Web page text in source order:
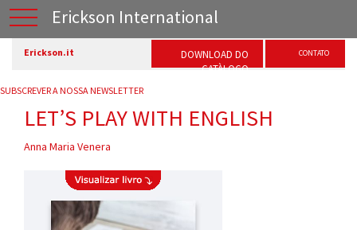
Erickson International
Erickson.it
DOWNLOAD DO
CATÀLOGO
CONTATO
SUBSCREVER A NOSSA NEWSLETTER
LET’S PLAY WITH ENGLISH
Anna Maria Venera